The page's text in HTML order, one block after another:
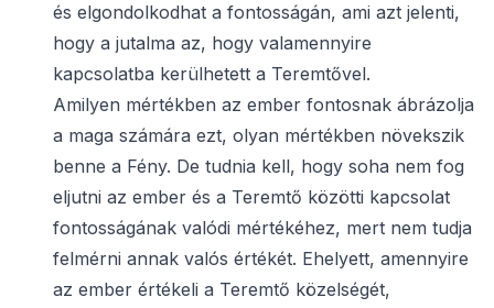
és elgondolkodhat a fontosságán, ami azt jelenti,
hogy a jutalma az, hogy valamennyire
kapcsolatba kerülhetett a Teremtővel.
Amilyen mértékben az ember fontosnak ábrázolja
a maga számára ezt, olyan mértékben növekszik
benne a Fény. De tudnia kell, hogy soha nem fog
eljutni az ember és a Teremtő közötti kapcsolat
fontosságának valódi mértékéhez, mert nem tudja
felmérni annak valós értékét. Ehelyett, amennyire
az ember értékeli a Teremtő közelségét,